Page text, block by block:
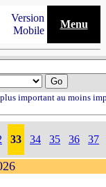
Version
Mobile
Menu
important au moins
33 34 35 36 37